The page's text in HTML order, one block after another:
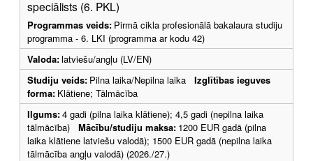
speciālists (6. PKL)
Programmas veids: Pirmā cikla profesionālā bakalaura studiju
programma - 6. LKI (programma ar kodu 42)
Valoda:latviešu/angļu (LV/EN)
Studiju veids: Pilna laika/Nepilna laika Izglītības ieguves
forma: Klātiene; Tālmācība
Ilgums:4 gadi (pilna laika klātiene); 4,5 gadi (nepilna laika
tālmācība) Mācību/studiju maksa: 1200 EUR gadā (pilna
laika klātiene latviešu valodā); 1500 EUR gadā (nepilna laika
tālmācība angļu valodā) (2026./27.)